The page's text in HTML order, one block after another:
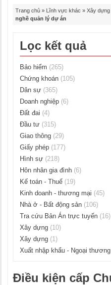
Trang chủ » Lĩnh vực khác » Xây dựng
nghề quản lý dự án
Lọc kết quả
Bảo hiểm (265)
Chứng khoán (105)
Dân sự (365)
Doanh nghiệp (6)
Đất đai (4)
Đầu tư (315)
Giao thông (29)
Giấy phép (177)
Hình sự (218)
Hôn nhân gia đình (6)
Kế toán - Thuế (19)
Kinh doanh - thương mại (45)
Nhà ở - Bất động sản (106)
Tra cứu Bản Án trực tuyến (16)
Xây dựng (10)
Xây dựng (1)
Xuất nhập khẩu - Ngoại thương
Điều kiện cấp